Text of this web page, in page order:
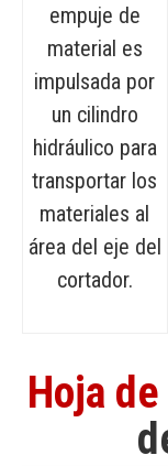
empuje de
material es
impulsada por
un cilindro
hidráulico para
transportar los
materiales al
área del eje del
cortador.
Hoja